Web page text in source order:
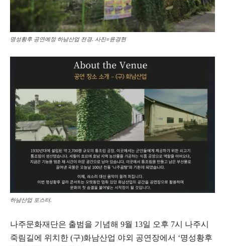
명성황후 공연예정 하남산업 전경. 사진=윤경현
하남산업 포스터.
나주문화재단은 출범을 기념해 9월 13일 오후 7시 나주시
죽림길에 위치한 (구)화남산업 야외 공연장에서 ‘명성황후